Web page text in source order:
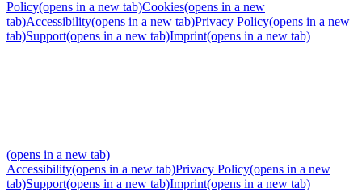
Policy(opens in a new tab)Cookies(opens in a new
tab)Accessibility(opens in a new tab)Privacy Policy(opens in a new
tab)Support(opens in a new tab)Imprint(opens in a new tab)
(opens in a new tab)
Accessibility(opens in a new tab)Privacy Policy(opens in a new
tab)Support(opens in a new tab)Imprint(opens in a new tab)